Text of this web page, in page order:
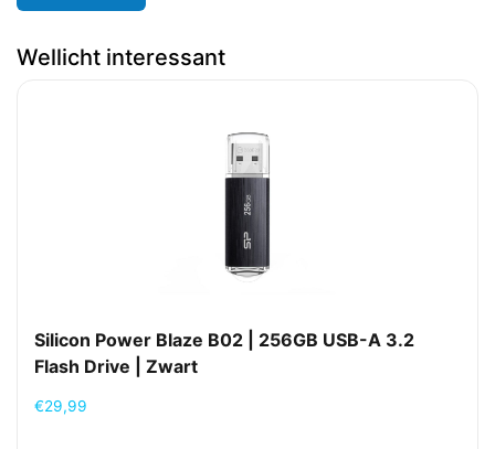
Wellicht interessant
Silicon Power Blaze B02 | 256GB USB-A 3.2
Flash Drive | Zwart
€29,99